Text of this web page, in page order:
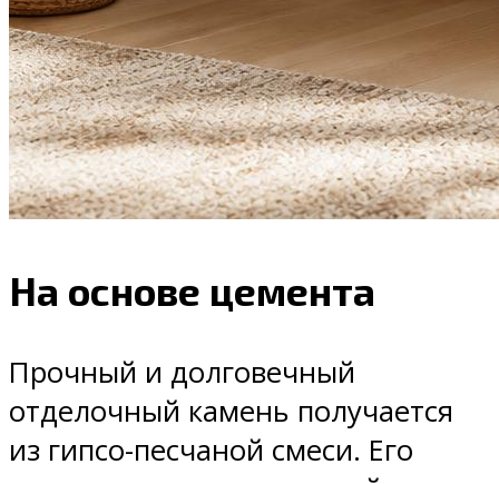
На основе цемента
Прочный и долговечный
отделочный камень получается
из гипсо-песчаной смеси. Его